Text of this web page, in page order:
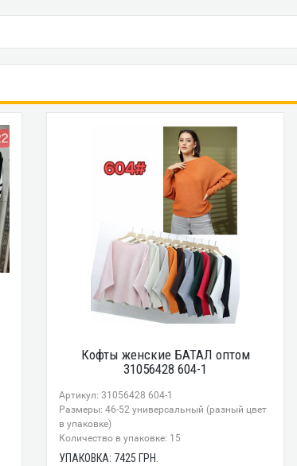
Кофты женские БАТАЛ оптом
31056428 604-1
Артикул: 31056428 604-1
Размеры: 46-52 универсальный (разный цвет
в упаковке)
Количество в упаковке: 15
УПАКОВКА: 7425 ГРН.